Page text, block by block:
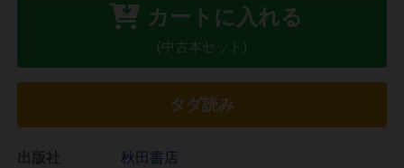
カートに入れる
(中古本セット)
タダ読み
秋田書店